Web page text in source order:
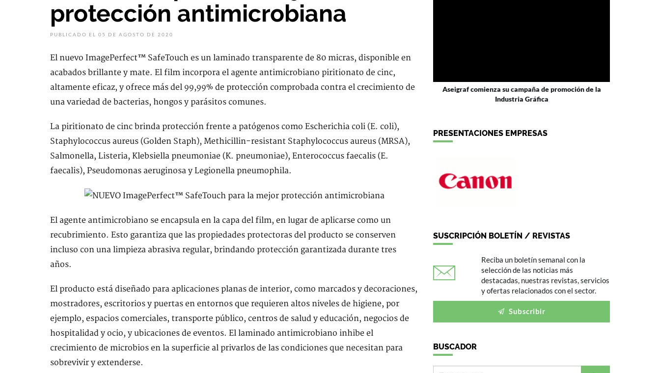
protección antimicrobiana
PUBLICADO EL 05 DE AGOSTO DE 2020
El nuevo ImagePerfect™ SafeTouch es un laminado transparente de 80 micras, disponible en
acabados brillante y mate. El film incorpora el agente antimicrobiano piritionato de cinc,
altamente eficaz, y ofrece más del 99,99% de protección comprobada contra el crecimiento de
una variedad de bacterias, hongos y parásitos comunes.
La piritionato de cinc brinda protección frente a patógenos como Escherichia coli (E. coli),
Staphylococcus aureus (Golden Staph), Methicillin-resistant Staphylococcus aureus (MRSA),
Salmonella, Listeria, Klebsiella pneumoniae (K. pneumoniae), Enterococcus faecalis (E.
faecalis), Pseudomonas aeruginosa y Legionella pneumophila.
El agente antimicrobiano se encapsula en la capa del film, en lugar de aplicarse como un
recubrimiento. Esto garantiza que las propiedades protectoras del producto se conserven
incluso con una limpieza abrasiva regular, brindando protección garantizada durante tres
años.
El producto está diseñado para aplicaciones planas de interior, como marcados y decoraciones,
mostradores, escritorios y puertas en entornos que requieren altos niveles de higiene, por
ejemplo, espacios comerciales, transporte público, centros de salud y educación, negocios de
hospitalidad y ocio, y ubicaciones de eventos. El laminado antimicrobiano inhibe el
crecimiento de microbios en la superficie al privarlos de las condiciones que necesitan para
sobrevivir y extenderse.
Aseigraf comienza su campaña de promoción de la
Industria Gráfica
PRESENTACIONES EMPRESAS
SUSCRIPCIÓN BOLETÍN / REVISTAS
Reciba un boletín semanal con la
selección de las noticias más
destacadas, nuestras revistas, servicios
y ofertas relacionados con el sector.
Subscribir
BUSCADOR